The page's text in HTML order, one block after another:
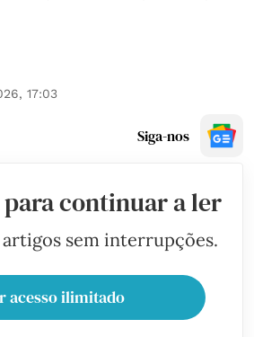
17:03
Siga-nos
para continuar a ler
sem interrupções.
acesso ilimitado